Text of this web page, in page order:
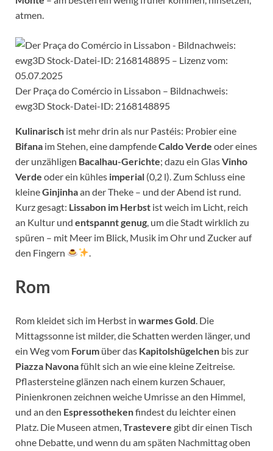
atmen.
Der Praça do Comércio in Lissabon – Bildnachweis:
ewg3D Stock-Datei-ID: 2168148895
Kulinarisch ist mehr drin als nur Pastéis: Probier eine
Bifana im Stehen, eine dampfendeCaldo Verde oder eines
der unzähligen Bacalhau-Gerichte; dazu ein GlasVinho
Verde oder ein kühles imperial (0,2 l). Zum Schluss eine
kleineGinjinhaan der Theke – und der Abend ist rund.
Kurz gesagt: Lissabon im Herbst ist weich im Licht, reich
an Kultur und entspannt genug , um die Stadt wirklich zu
spüren – mit Meer im Blick, Musik im Ohr und Zucker auf
den Fingern
Rom
Rom kleidet sich im Herbst in warmes Gold. Die
Mittagssonne ist milder, die Schatten werden länger, und
ein Weg vom Forum über das Kapitols­hügelchen bis zur
Piazza Navonafühlt sich an wie eine kleine Zeitreise.
Pflastersteine glänzen nach einem kurzen Schauer,
Pinienkronen zeichnen weiche Umrisse an den Himmel,
und an den Espresso­thekenfindest du leichter einen
Platz. Die Museen atmen,Trastevere gibt dir einen Tisch
ohne Debatte, und wenn du am späten Nachmittag oben